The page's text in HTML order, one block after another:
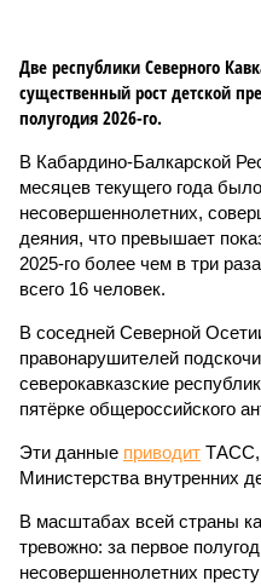
Две республики Северного
существенный рост детской
полугодия 2026-го.
В Кабардино-Балкарской
месяцев текущего года
несовершеннолетних,
деяния, что превышает
2025-го более чем в три
всего 16 человек.
В соседней Северной
правонарушителей
северокавказские
пятёрке общероссийского
Эти данные приводит ТАСС,
Министерства внутренних
В масштабах всей страны
тревожно: за первое
несовершеннолетних